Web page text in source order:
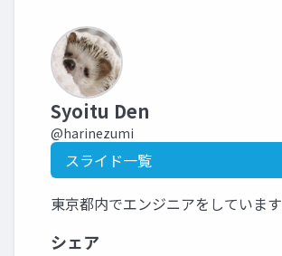
Syoitu Den
@harinezumi
スライド一覧
東京都内でエンジニアをしています
シェア